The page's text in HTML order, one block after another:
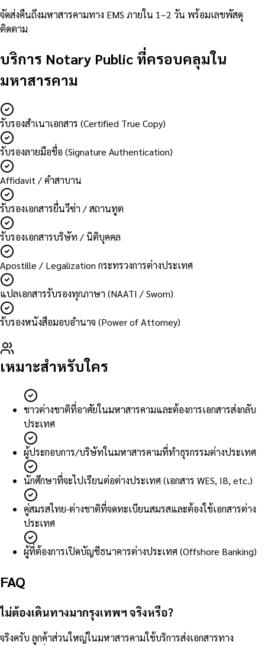
จัดส่งคืนถึงมหาสารคามทาง EMS ภายใน 1–2 วัน พร้อมเลขพัสดุ
ติดตาม
บริการ Notary Public ที่ครอบคลุมใน
มหาสารคาม
รับรองสำเนาเอกสาร (Certified True Copy)
รับรองลายมือชื่อ (Signature Authentication)
Affidavit / คำสาบาน
รับรองเอกสารยื่นวีซ่า / สถานทูต
รับรองเอกสารบริษัท / นิติบุคคล
Apostille / Legalization กระทรวงการต่างประเทศ
แปลเอกสารรับรองทุกภาษา (NAATI / Sworn)
รับรองหนังสือมอบอำนาจ (Power of Attorney)
เหมาะสำหรับใคร
ชาวต่างชาติที่อาศัยในมหาสารคามและต้องการเอกสารส่งกลับ
ประเทศ
ผู้ประกอบการ/บริษัทในมหาสารคามที่ทำธุรกรรมต่างประเทศ
นักศึกษาที่จะไปเรียนต่อต่างประเทศ (เอกสาร WES, IB, etc.)
คู่สมรสไทย-ต่างชาติที่จดทะเบียนสมรสและต้องใช้เอกสารต่าง
ประเทศ
ผู้ที่ต้องการเปิดบัญชีธนาคารต่างประเทศ (Offshore Banking)
FAQ
ไม่ต้องเดินทางมากรุงเทพฯ จริงหรือ?
จริงครับ ลูกค้าส่วนใหญ่ในมหาสารคามใช้บริการส่งเอกสารทาง